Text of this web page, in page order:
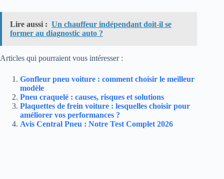
Lire aussi : Un chauffeur indépendant doit-il se
former au diagnostic auto ?
Articles qui pourraient vous intéresser :
Gonfleur pneu voiture : comment choisir le meilleur
modèle
Pneu craquelé : causes, risques et solutions
Plaquettes de frein voiture : lesquelles choisir pour
améliorer vos performances ?
Avis Central Pneu : Notre Test Complet 2026